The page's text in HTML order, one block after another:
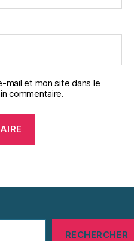
mail et mon site dans le
commentaire.
RECHERCHER